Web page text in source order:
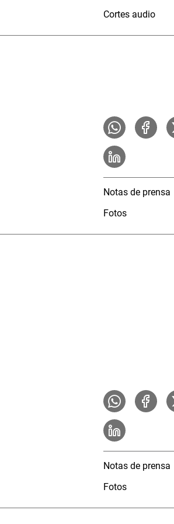
Cortes audio
Notas de prensa
Fotos
Notas de prensa
Fotos